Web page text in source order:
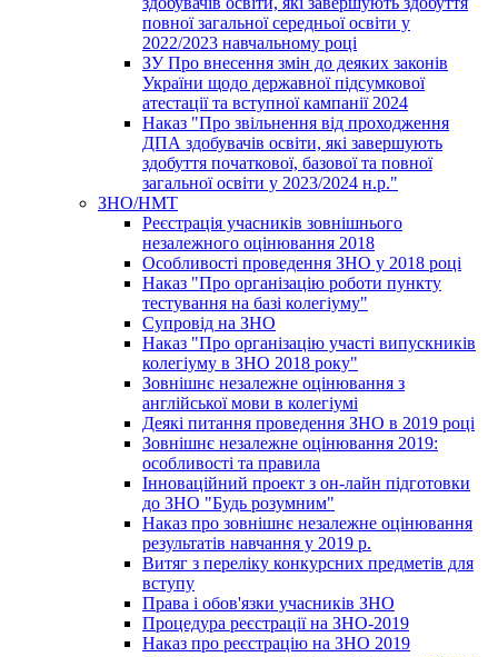
повної загальної середньої освіти у
2022/2023 навчальному році
ЗУ Про внесення змін до деяких законів
України щодо державної підсумкової
атестації та вступної кампанії 2024
Наказ "Про звільнення від проходження
ДПА здобувачів освіти, які завершують
здобуття початкової, базової та повної
загальної освіти у 2023/2024 н.р."
ЗНО/НМТ
Реєстрація учасників зовнішнього
незалежного оцінювання 2018
Особливості проведення ЗНО у 2018 році
Наказ "Про організацію роботи пункту
тестування на базі колегіуму"
Супровід на ЗНО
Наказ "Про організацію участі випускників
колегіуму в ЗНО 2018 року"
Зовнішнє незалежне оцінювання з
англійської мови в колегіумі
Деякі питання проведення ЗНО в 2019 році
Зовнішнє незалежне оцінювання 2019:
особливості та правила
Інноваційний проект з он-лайн підготовки
до ЗНО "Будь розумним"
Наказ про зовнішнє незалежне оцінювання
результатів навчання у 2019 р.
Витяг з переліку конкурсних предметів для
вступу
Права і обов'язки учасників ЗНО
Процедура реєстрації на ЗНО-2019
Наказ про реєстрацію на ЗНО 2019